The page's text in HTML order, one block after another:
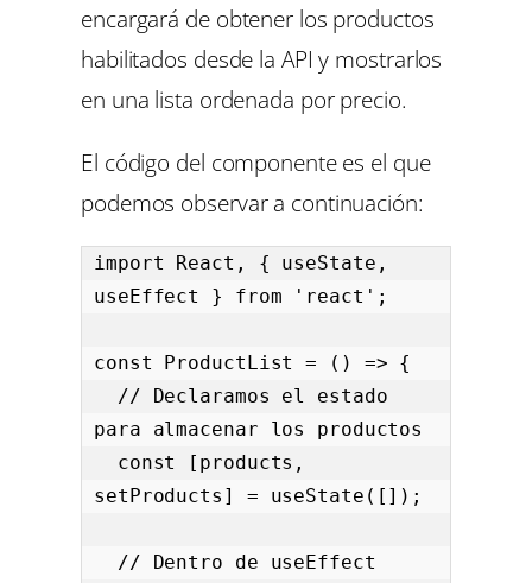
encargará de obtener los productos
habilitados desde la API y mostrarlos
en una lista ordenada por precio.
El código del componente es el que
podemos observar a continuación:
import React, { useState,
useEffect } from 'react';
const ProductList = () => {
para almacenar los productos
setProducts] = useState([]);